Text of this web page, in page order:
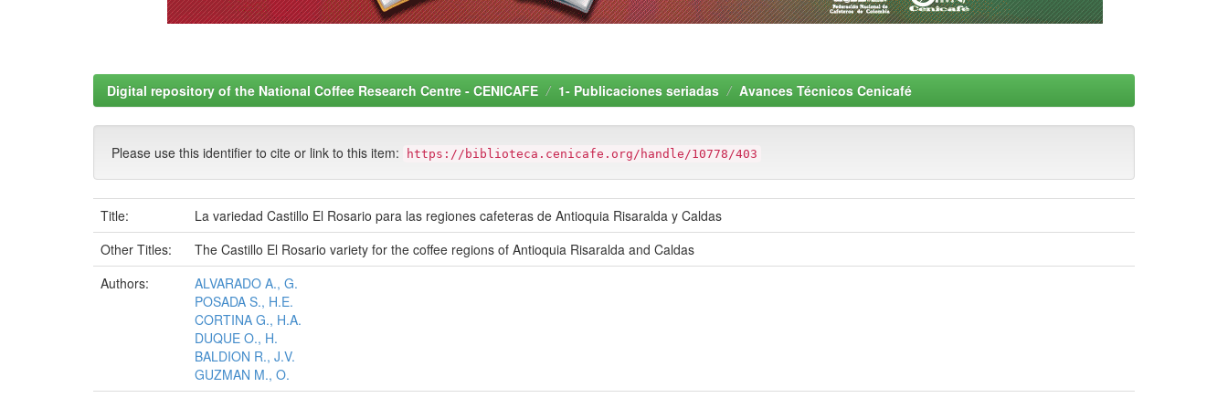
Digital repository of the National Coffee Research Centre - CENICAFE 1- Publicaciones seriadas Avances Técnicos Cenicafé
Please use this identifier to cite or link to this item: https://biblioteca.cenicafe.org/handle/10778/403
Title:
La variedad Castillo El Rosario para las regiones cafeteras de Antioquia Risaralda y Caldas
Other Titles:
The Castillo El Rosario variety for the coffee regions of Antioquia Risaralda and Caldas
Authors:
ALVARADO A., G.
POSADA S., H.E.
CORTINA G., H.A.
DUQUE O., H.
BALDION R., J.V.
GUZMAN M., O.